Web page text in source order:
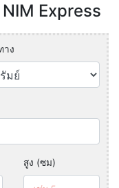
Express
าง
สูง (ซม)